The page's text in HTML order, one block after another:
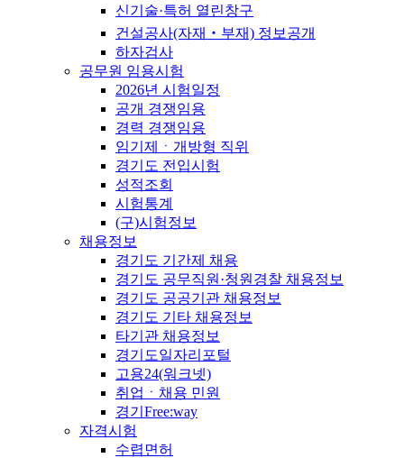
신기술·특허 열린창구
건설공사(자재‧부재) 정보공개
하자검사
공무원 임용시험
2026년 시험일정
공개 경쟁임용
경력 경쟁임용
임기제ㆍ개방형 직위
경기도 전입시험
성적조회
시험통계
(구)시험정보
채용정보
경기도 기간제 채용
경기도 공무직원·청원경찰 채용정보
경기도 공공기관 채용정보
경기도 기타 채용정보
타기관 채용정보
경기도일자리포털
고용24(워크넷)
취업ㆍ채용 민원
경기Free:way
자격시험
수렵면허